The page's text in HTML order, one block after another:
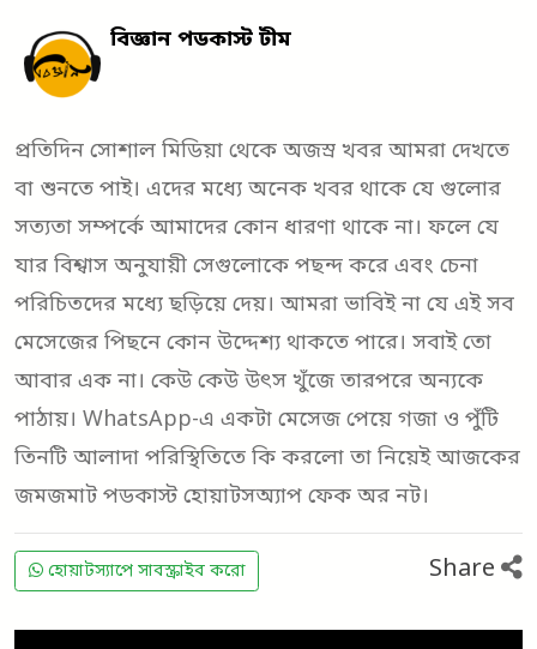
বিজ্ঞান পডকাস্ট টীম
প্রতিদিন সোশাল মিডিয়া থেকে অজস্র খবর আমরা দেখতে
বা শুনতে পাই। এদের মধ্যে অনেক খবর থাকে যে গুলোর
সত্যতা সম্পর্কে আমাদের কোন ধারণা থাকে না। ফলে যে
যার বিশ্বাস অনুযায়ী সেগুলোকে পছন্দ করে এবং চেনা
পরিচিতদের মধ্যে ছড়িয়ে দেয়। আমরা ভাবিই না যে এই সব
মেসেজের পিছনে কোন উদ্দেশ্য থাকতে পারে। সবাই তো
আবার এক না। কেউ কেউ উৎস খুঁজে তারপরে অন্যকে
পাঠায়। WhatsApp-এ একটা মেসেজ পেয়ে গজা ও পুঁটি
তিনটি আলাদা পরিস্থিতিতে কি করলো তা নিয়েই আজকের
জমজমাট পডকাস্ট হোয়াটসঅ্যাপ ফেক অর নট।
হোয়াটস্যাপে সাবস্ক্রাইব করো Share